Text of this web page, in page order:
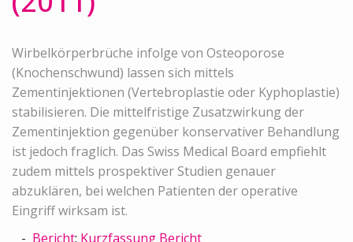
Wirbelkörperbrüche infolge von Osteoporose
(Knochenschwund) lassen sich mittels
Zementinjektionen (Vertebroplastie oder Kyphoplastie)
stabilisieren. Die mittelfristige Zusatzwirkung der
Zementinjektion gegenüber konservativer Behandlung
ist jedoch fraglich. Das Swiss Medical Board empfiehlt
zudem mittels prospektiver Studien genauer
abzuklären, bei welchen Patienten der operative
Eingriff wirksam ist.
Bericht; Kurzfassung Bericht